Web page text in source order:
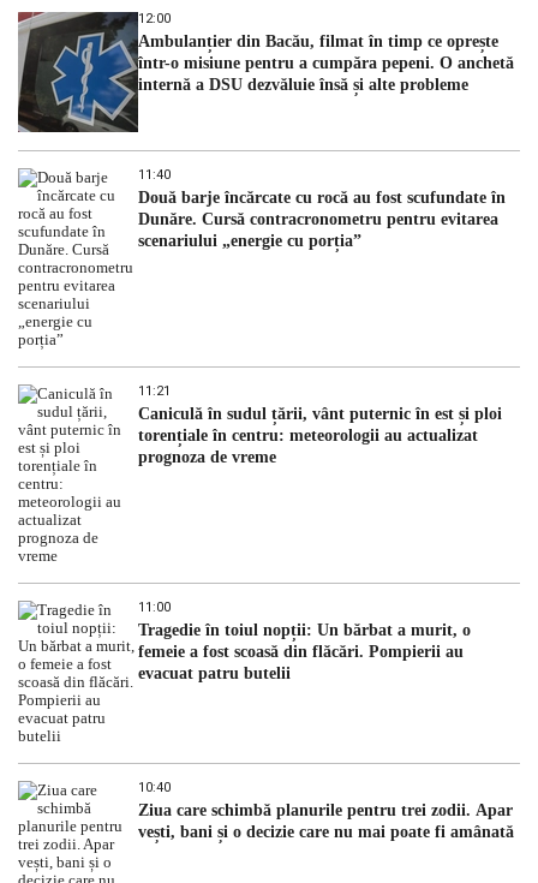
12:00
Ambulanțier din Bacău, filmat în timp ce oprește
într-o misiune pentru a cumpăra pepeni. O anchetă
internă a DSU dezvăluie însă și alte probleme
11:40
Două barje încărcate cu rocă au fost scufundate în
Dunăre. Cursă contracronometru pentru evitarea
scenariului „energie cu porția”
11:21
Caniculă în sudul țării, vânt puternic în est și ploi
torențiale în centru: meteorologii au actualizat
prognoza de vreme
11:00
Tragedie în toiul nopții: Un bărbat a murit, o
femeie a fost scoasă din flăcări. Pompierii au
evacuat patru butelii
10:40
Ziua care schimbă planurile pentru trei zodii. Apar
vești, bani și o decizie care nu mai poate fi amânată